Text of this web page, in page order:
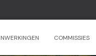
COMMISSIES